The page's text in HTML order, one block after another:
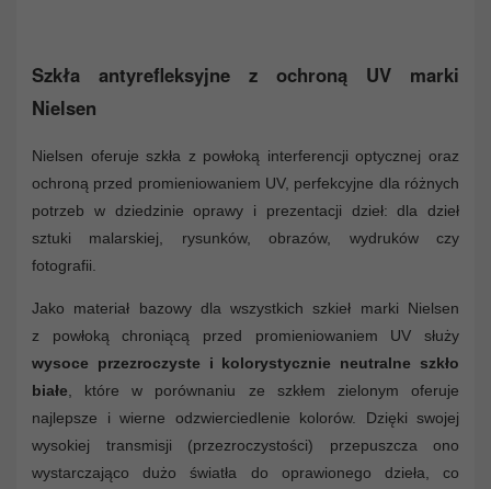
Szkła antyrefleksyjne z ochroną UV marki
Nielsen
Nielsen oferuje szkła z powłoką interferencji optycznej oraz
ochroną przed promieniowaniem UV, perfekcyjne dla różnych
potrzeb w dziedzinie oprawy i prezentacji dzieł: dla dzieł
sztuki malarskiej, rysunków, obrazów, wydruków czy
fotografii.
Jako materiał bazowy dla wszystkich szkieł marki Nielsen
z powłoką chroniącą przed promieniowaniem UV służy
wysoce przezroczyste i kolorystycznie neutralne szkło
białe , które w porównaniu ze szkłem zielonym oferuje
najlepsze i wierne odzwierciedlenie kolorów. Dzięki swojej
wysokiej transmisji (przezroczystości) przepuszcza ono
wystarczająco dużo światła do oprawionego dzieła, co